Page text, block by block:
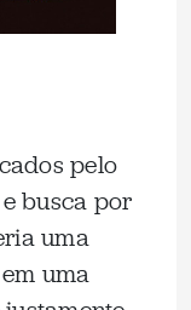
pelo
busca por
uma
uma